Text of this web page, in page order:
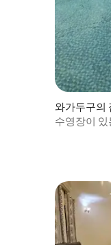
와가두구의
수영장이